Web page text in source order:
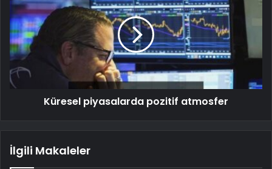
Küresel piyasalarda pozitif atmosfer
İlgili Makaleler